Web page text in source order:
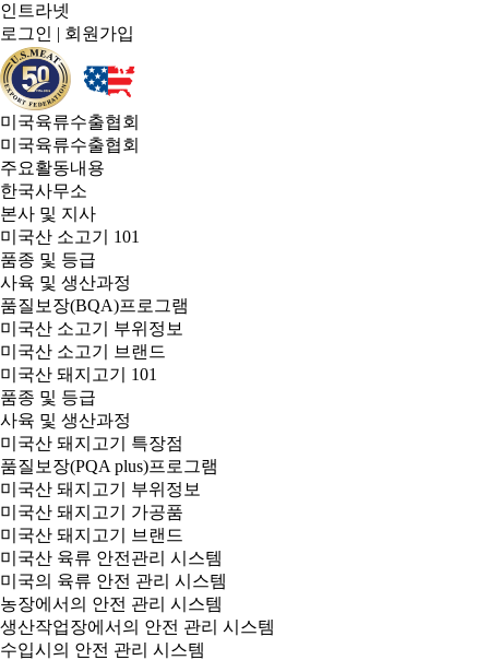
인트라넷
로그인 | 회원가입
미국육류수출협회
미국육류수출협회
주요활동내용
한국사무소
본사 및 지사
미국산 소고기 101
품종 및 등급
사육 및 생산과정
품질보장(BQA)프로그램
미국산 소고기 부위정보
미국산 소고기 브랜드
미국산 돼지고기 101
품종 및 등급
사육 및 생산과정
미국산 돼지고기 특장점
품질보장(PQA plus)프로그램
미국산 돼지고기 부위정보
미국산 돼지고기 가공품
미국산 돼지고기 브랜드
미국산 육류 안전관리 시스템
미국의 육류 안전 관리 시스템
농장에서의 안전 관리 시스템
생산작업장에서의 안전 관리 시스템
수입시의 안전 관리 시스템